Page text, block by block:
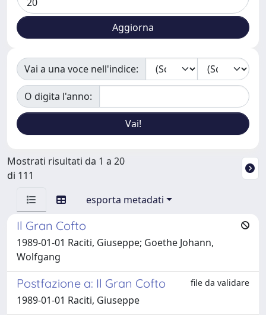
Vai a una voce nell'indice:
O digita l'anno:
Mostrati risultati da 1 a 20
di 111
esporta metadati
Il Gran Cofto
1989-01-01 Raciti, Giuseppe; Goethe Johann,
Wolfgang
Postfazione a: Il Gran Cofto file da validare
1989-01-01 Raciti, Giuseppe